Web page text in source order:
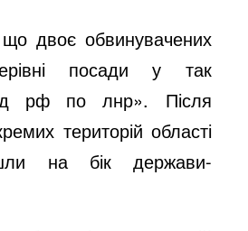
двоє обвинувачених
посади у так
рф по лнр». Після
територій області
на бік держави-